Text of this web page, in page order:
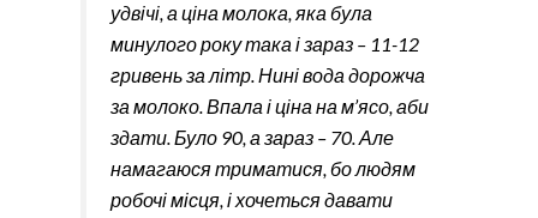
удвічі, а ціна молока, яка була
минулого року така і зараз – 11-12
гривень за літр. Нині вода дорожча
за молоко. Впала і ціна на м’ясо, аби
здати. Було 90, а зараз – 70. Але
намагаюся триматися, бо людям
робочі місця, і хочеться давати